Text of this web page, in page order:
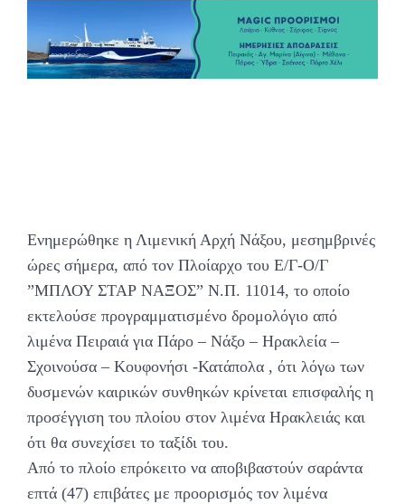
Ενημερώθηκε η Λιμενική Αρχή Νάξου, μεσημβρινές
ώρες σήμερα, από τον Πλοίαρχο του Ε/Γ-Ο/Γ
”ΜΠΛΟΥ ΣΤΑΡ ΝΑΞΟΣ” Ν.Π. 11014, το οποίο
εκτελούσε προγραμματισμένο δρομολόγιο από
λιμένα Πειραιά για Πάρο – Νάξο – Ηρακλεία –
Σχοινούσα – Κουφονήσι -Κατάπολα , ότι λόγω των
δυσμενών καιρικών συνθηκών κρίνεται επισφαλής η
προσέγγιση του πλοίου στον λιμένα Ηρακλειάς και
ότι θα συνεχίσει το ταξίδι του.
Από το πλοίο επρόκειτο να αποβιβαστούν σαράντα
επτά (47) επιβάτες με προορισμός τον λιμένα